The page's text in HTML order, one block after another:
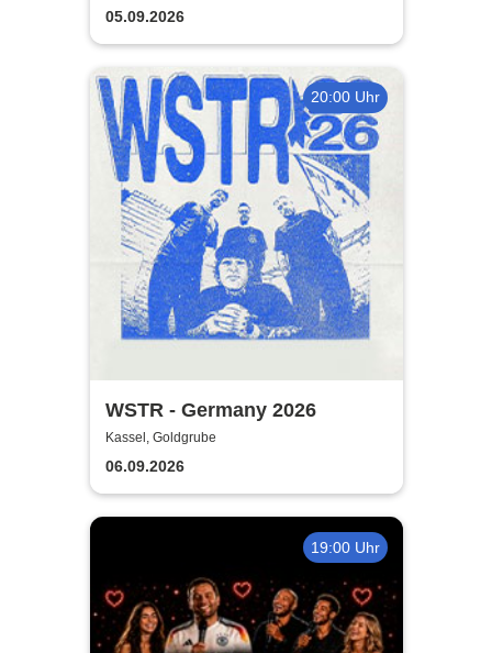
Ibraheem Butt
05.09.2026
20:00 Uhr
WSTR - Germany 2026
Kassel, Goldgrube
06.09.2026
19:00 Uhr